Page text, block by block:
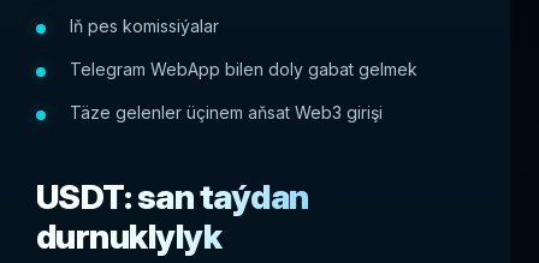
Iň pes komissiýalar
Telegram WebApp bilen doly gabat gelmek
Täze gelenler üçinem aňsat Web3 girişi
USDT: san taýdan
durnuklylyk